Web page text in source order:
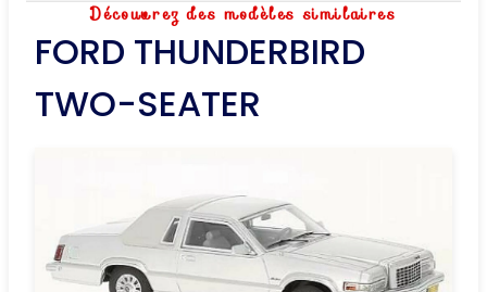
Découvrez des modèles similaires
FORD THUNDERBIRD
TWO-SEATER